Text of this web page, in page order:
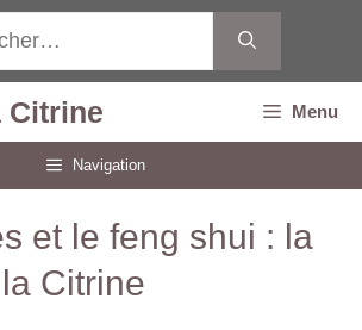
Citrine Menu
Navigation
et le feng shui : la
Citrine